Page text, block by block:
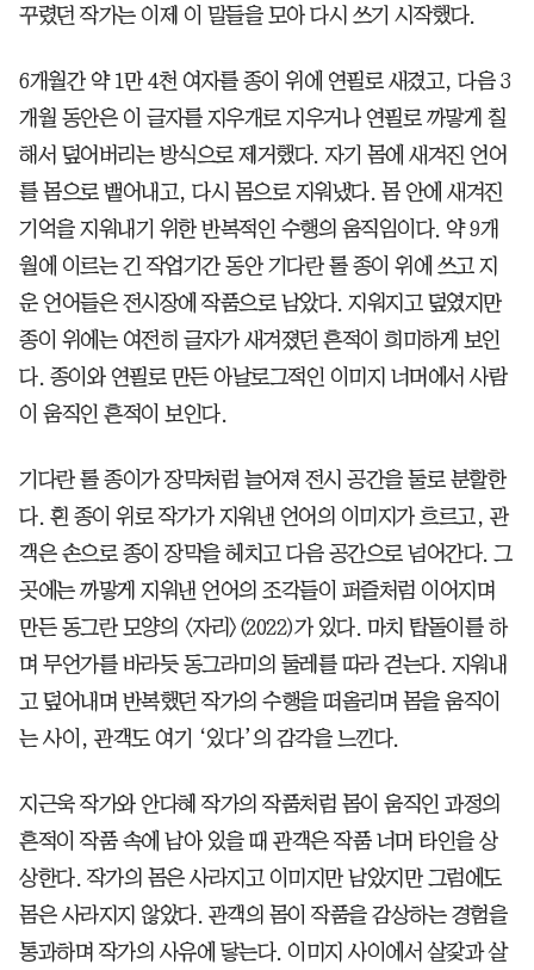
꾸렸던 작가는 이제 이 말들을 모아 다시 쓰기 시작했다.
6개월간 약 1만 4천 여자를 종이 위에 연필로 새겼고, 다음 3
개월 동안은 이 글자를 지우개로 지우거나 연필로 까맣게 칠
해서 덮어버리는 방식으로 제거했다. 자기 몸에 새겨진 언어
를 몸으로 뱉어내고, 다시 몸으로 지워냈다. 몸 안에 새겨진
기억을 지워내기 위한 반복적인 수행의 움직임이다. 약 9개
월에 이르는 긴 작업기간 동안 기다란 롤 종이 위에 쓰고 지
운 언어들은 전시장에 작품으로 남았다. 지워지고 덮였지만
종이 위에는 여전히 글자가 새겨졌던 흔적이 희미하게 보인
다. 종이와 연필로 만든 아날로그적인 이미지 너머에서 사람
이 움직인 흔적이 보인다.
기다란 롤 종이가 장막처럼 늘어져 전시 공간을 둘로 분할한
다. 흰 종이 위로 작가가 지워낸 언어의 이미지가 흐르고, 관
객은 손으로 종이 장막을 헤치고 다음 공간으로 넘어간다. 그
곳에는 까맣게 지워낸 언어의 조각들이 퍼즐처럼 이어지며
만든 동그란 모양의 <자리>(2022)가 있다. 마치 탑돌이를 하
며 무언가를 바라듯 동그라미의 둘레를 따라 걷는다. 지워내
고 덮어내며 반복했던 작가의 수행을 떠올리며 몸을 움직이
는 사이, 관객도 여기 ‘있다’의 감각을 느낀다.
지근욱 작가와 안다혜 작가의 작품처럼 몸이 움직인 과정의
흔적이 작품 속에 남아 있을 때 관객은 작품 너머 타인을 상
상한다. 작가의 몸은 사라지고 이미지만 남았지만 그럼에도
몸은 사라지지 않았다. 관객의 몸이 작품을 감상하는 경험을
통과하며 작가의 사유에 닿는다. 이미지 사이에서 살갗과 살